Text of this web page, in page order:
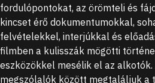
fordulópontokat, az örömteli és
kincset érő dokumentumokkal,
felvételekkel, interjúkkal és
filmben a kulisszák mögötti
eszközökkel mesélik el az alkotók.
megszólalók között megtaláljuk a